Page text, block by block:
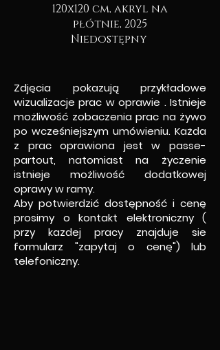
120x120 cm, akryl na
płótnie, 2025
Niedostępny
Zdjęcia pokazują przykładowe
wizualizacje prac w oprawie . Istnieje
możliwość zobaczenia prac na żywo
po wcześniejszym umówieniu. Każda
z prac oprawiona jest w passe-
partout, natomiast na życzenie
istnieje możliwość dodatkowej
oprawy w ramy.
Aby potwierdzić dostępność i cenę
prosimy o kontakt elektroniczny (
przy kazdej pracy znajduje sie
formularz "zapytaj o cenę") lub
telefoniczny.